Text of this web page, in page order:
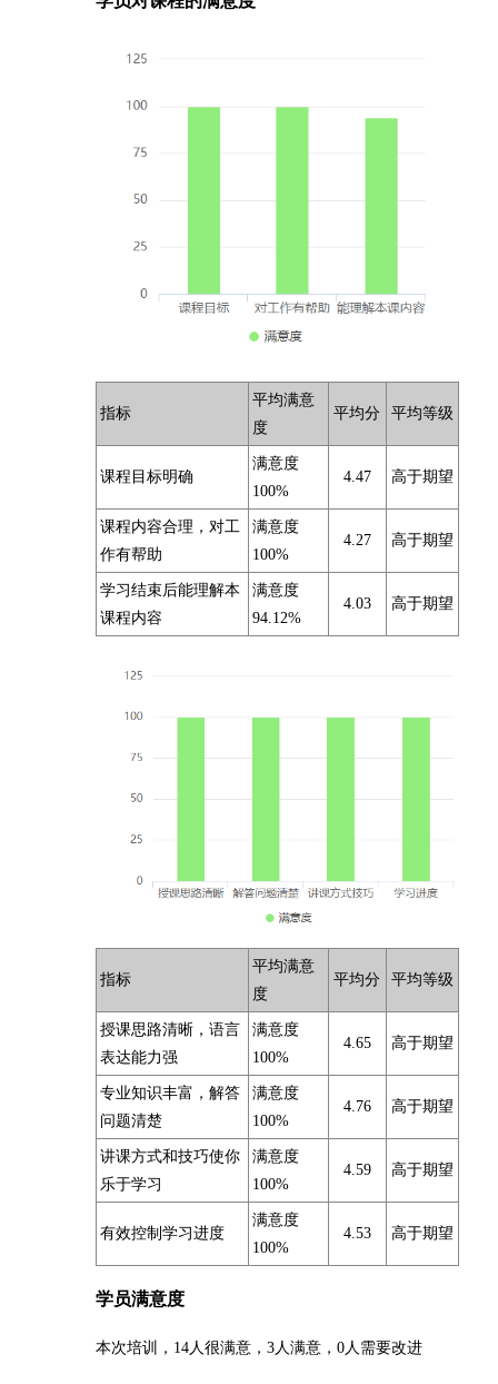
指标
平均满意
度
平均分 平均等级
课程目标明确
满意度
100%
4.47 高于期望
课程内容合理，对工
作有帮助
满意度
100%
4.27 高于期望
学习结束后能理解本
课程内容
满意度
94.12%
4.03 高于期望
指标
平均满意
度
平均分 平均等级
授课思路清晰，语言
表达能力强
满意度
100%
4.65 高于期望
专业知识丰富，解答
问题清楚
满意度
100%
4.76 高于期望
讲课方式和技巧使你
乐于学习
满意度
100%
4.59 高于期望
有效控制学习进度
满意度
100%
4.53 高于期望
学员满意度
本次培训，14人很满意，3人满意，0人需要改进